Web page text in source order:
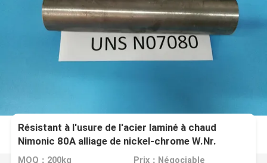
Résistant à l'usure de l'acier laminé à chaud
Nimonic 80A alliage de nickel-chrome W.Nr.
2.4631
MOQ：200kg Prix：Négociable